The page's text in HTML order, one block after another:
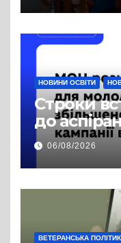
публічної
НОВИНИ ОСВІТИ
Строки
до
06/08/2026
ВЕТЕРАНСЬКА